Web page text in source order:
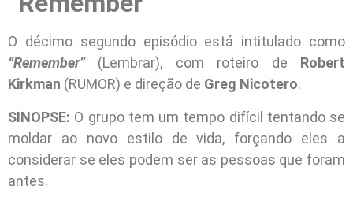
O décimo segundo episódio está intitulado como
“Remember”(Lembrar), com roteiro de Robert
Kirkman (RUMOR) e direção de Greg Nicotero.
SINOPSE: O grupo tem um tempo difícil tentando se
moldar ao novo estilo de vida, forçando eles a
considerar se eles podem ser as pessoas que foram
antes.